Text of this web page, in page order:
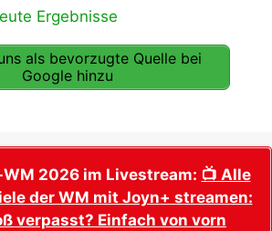
Ergebnisse
als bevorzugte Quelle bei
Google hinzu
2026 im Livestream: 📺 Alle
der WM mit Joyn+ streamen:
verpasst? Einfach von vorn